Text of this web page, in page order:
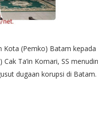
(Pemko) Batam
Ta’in Komari, SS
dugaan korupsi di Batam.